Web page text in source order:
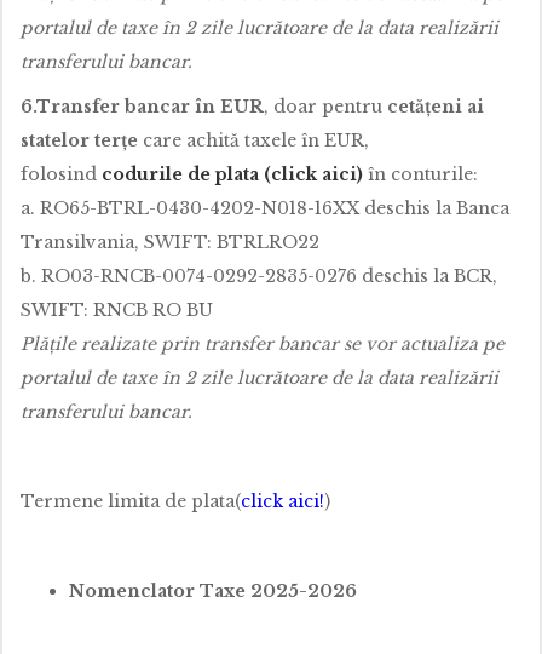
portalul de taxe în 2 zile lucrătoare de la data realizării
transferului bancar.
6.Transfer bancar în EUR, doar pentru cetățeni ai
statelor terțe care achită taxele în EUR,
folosind codurile de plata (click aici) în conturile:
a. RO65-BTRL-0430-4202-N018-16XX deschis la Banca
Transilvania, SWIFT: BTRLRO22
b. RO03-RNCB-0074-0292-2835-0276 deschis la BCR,
SWIFT: RNCB RO BU
Plățile realizate prin transfer bancar se vor actualiza pe
portalul de taxe în 2 zile lucrătoare de la data realizării
transferului bancar.
Termene limita de plata(click aici!)
Nomenclator Taxe 2025-2026